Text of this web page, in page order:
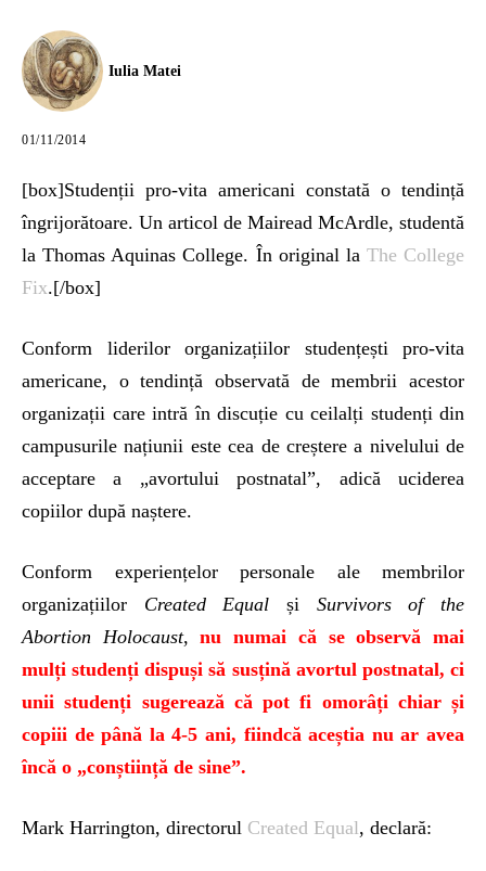
Iulia Matei
01/11/2014
[box]Studenții pro-vita americani constată o tendință
îngrijorătoare. Un articol de Mairead McArdle, studentă
la Thomas Aquinas College. În original la The College
Fix.[/box]
Conform liderilor organizațiilor studențești pro-vita
americane, o tendință observată de membrii acestor
organizații care intră în discuție cu ceilalți studenți din
campusurile națiunii este cea de creștere a nivelului de
acceptare a „avortului postnatal”, adică uciderea
copiilor după naștere.
Conform experiențelor personale ale membrilor
organizațiilor Created Equal și Survivors of the
Abortion Holocaust,nu numai că se observă mai
mulți studenți dispuși să susțină avortul postnatal, ci
unii studenți sugerează că pot fi omorâți chiar și
copiii de până la 4-5 ani, fiindcă aceștia nu ar avea
încă o „conștiință de sine”.
Mark Harrington, directorul Created Equal, declară: